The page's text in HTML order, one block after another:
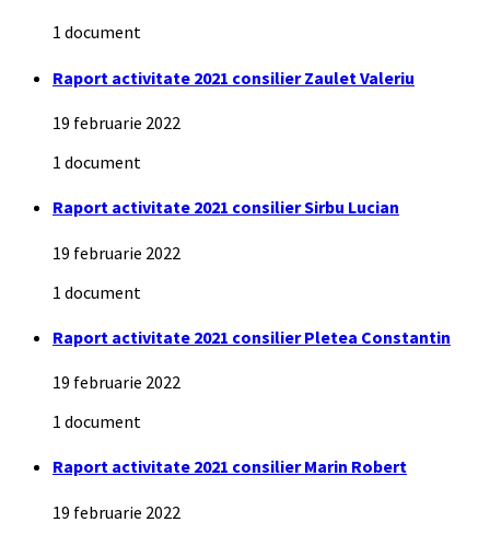
1 document
Raport activitate 2021 consilier Zaulet Valeriu
19 februarie 2022
1 document
Raport activitate 2021 consilier Sirbu Lucian
19 februarie 2022
1 document
Raport activitate 2021 consilier Pletea Constantin
19 februarie 2022
1 document
Raport activitate 2021 consilier Marin Robert
19 februarie 2022